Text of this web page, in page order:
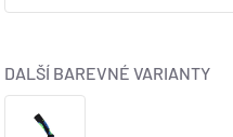
DALŠÍ BAREVNÉ VARIANTY